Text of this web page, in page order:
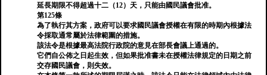
延長期限不得超過十二（12）天，只能由國民議會批准。
第125條
為了執行其方案，政府可以要求國民議會授權在有限的時期內根據法
令採取通常屬於法律範圍的措施。
該法令是根據最高法院行政院的意見在部長會議上通過的。
它們自公佈之日起生效，但如果批准書未在授權法律規定的日期之前
交存國民議會，則失效。